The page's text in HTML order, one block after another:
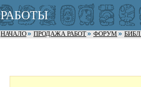
РАБОТЫ
НАЧАЛО ПРОДАЖА РАБОТ ФОРУМ